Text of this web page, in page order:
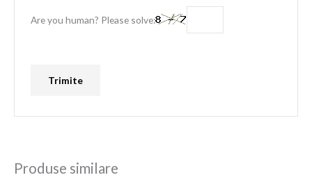
Are you human? Please solve:
Produse similare